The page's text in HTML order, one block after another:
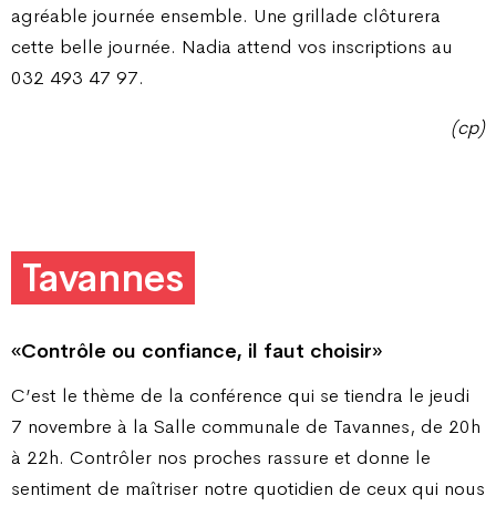
agréable journée ensemble. Une grillade clôturera
cette belle journée. Nadia attend vos inscriptions au
032 493 47 97.
(cp)
Tavannes
«Contrôle ou confiance, il faut choisir»
C’est le thème de la conférence qui se tiendra le jeudi
7 novembre à la Salle communale de Tavannes, de 20h
à 22h. Contrôler nos proches rassure et donne le
sentiment de maîtriser notre quotidien de ceux qui nous